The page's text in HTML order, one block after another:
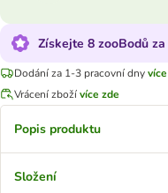
Získejte 8 zooBodů
Dodání za 1-3 pracovní dny
Vrácení zbožívíce zde
Popis produktu
Složení